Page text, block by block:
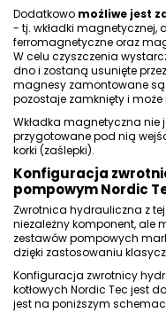
Dodatkowo możliwe jest
- tj. wkładki magnetycznej,
ferromagnetyczne oraz
W celu czyszczenia
dno i zostaną usunięte
magnesy zamontowane
pozostaje zamknięty i
Wkładka magnetyczna nie
przygotowane pod nią
korki (zaślepki).
Konfiguracja
pompowym Nordic
Zwrotnica hydrauliczna z
niezależny komponent, ale
zestawów pompowych
dzięki zastosowaniu
Konfiguracja zwrotnicy
kotłowych Nordic Tec jest
jest na poniższym